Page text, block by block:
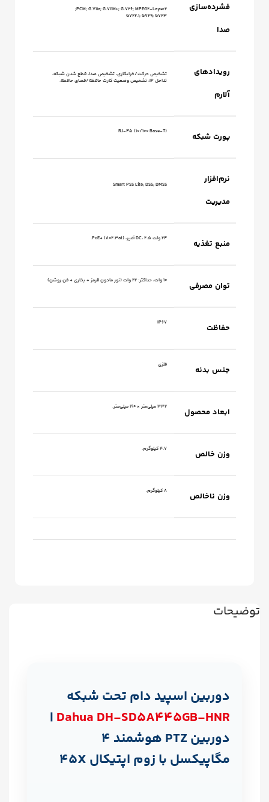
توضیحات
دوربین اسپید دام تحت شبکه
Dahua DH‑SD5A445GB‑HNR
|
دوربین PTZ هوشمند 4
مگاپیکسل با زوم اپتیکال 45X
فشرده‌سازی
صدا
PCM; G.711a; G.711Mu; G.726; MPEG2-Layer2;
G722.1; G729; G723
رویدادهای
آلارم
تشخیص حرکت/خرابکاری، تشخیص صدا، قطع شدن شبکه،
تداخل IP، تشخیص وضعیت کارت حافظه/فضای حافظه.
پورت شبکه RJ-45 (10/100 Base-T)
نرم‌افزار
مدیریت
Smart PSS Lite; DSS; DMSS
منبع تغذیه 24 ولت DC، 2.5 آمپر، PoE+ (802.3at).
توان مصرفی 10 وات، حداکثر: 22 وات (نور مادون قرمز + بخاری + فن روشن)
حفاظت IP67
جنس بدنه فلزی
ابعاد محصول 332 میلی‌متر × 190 میلی‌متر.
وزن خالص 4.7 کیلوگرم.
وزن ناخالص 8 کیلوگرم.